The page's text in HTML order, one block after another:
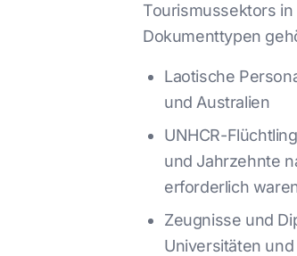
Tourismussektors
Dokumenttypen
Laotische
und Australien
UNHCR-
und Jahrzehnte
erforderlich
Zeugnisse und
Universitäten